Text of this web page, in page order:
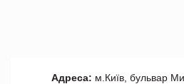
Адреса: м.Київ, бульвар